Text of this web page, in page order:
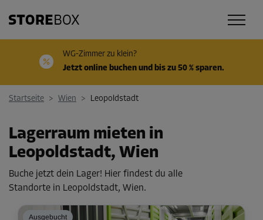
WG-Zimmer zu klein?
Jetzt online buchen und bis zu 50 % sparen.
Startseite > Wien > Leopoldstadt
Lagerraum mieten in
Leopoldstadt, Wien
Buche jetzt dein Lager! Hier findest du alle
Standorte in Leopoldstadt, Wien.
Ausgebucht